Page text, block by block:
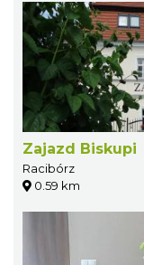
Zajazd Biskupi
Racibórz
0.59 km